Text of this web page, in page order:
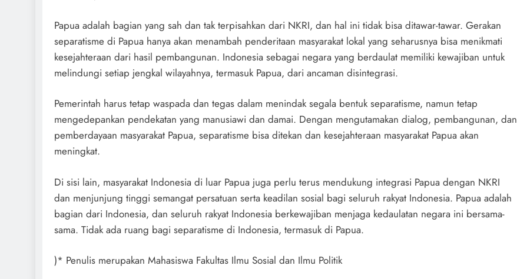
Papua adalah bagian yang sah dan tak terpisahkan dari NKRI, dan hal ini tidak bisa ditawar-tawar. Gerakan
separatisme di Papua hanya akan menambah penderitaan masyarakat lokal yang seharusnya bisa menikmati
kesejahteraan dari hasil pembangunan. Indonesia sebagai negara yang berdaulat memiliki kewajiban untuk
melindungi setiap jengkal wilayahnya, termasuk Papua, dari ancaman disintegrasi.
Pemerintah harus tetap waspada dan tegas dalam menindak segala bentuk separatisme, namun tetap
mengedepankan pendekatan yang manusiawi dan damai. Dengan mengutamakan dialog, pembangunan, dan
pemberdayaan masyarakat Papua, separatisme bisa ditekan dan kesejahteraan masyarakat Papua akan
meningkat.
Di sisi lain, masyarakat Indonesia di luar Papua juga perlu terus mendukung integrasi Papua dengan NKRI
dan menjunjung tinggi semangat persatuan serta keadilan sosial bagi seluruh rakyat Indonesia. Papua adalah
bagian dari Indonesia, dan seluruh rakyat Indonesia berkewajiban menjaga kedaulatan negara ini bersama-
sama. Tidak ada ruang bagi separatisme di Indonesia, termasuk di Papua.
)* Penulis merupakan Mahasiswa Fakultas Ilmu Sosial dan Ilmu Politik